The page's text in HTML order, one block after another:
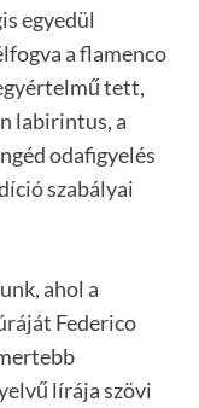
egyedül
a flamenco
tett,
labirintus, a
odafigyelés
szabályai
ahol a
Federico
lírája szövi